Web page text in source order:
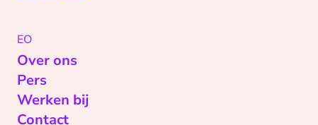
EO
Over ons
Pers
Werken bij
Contact